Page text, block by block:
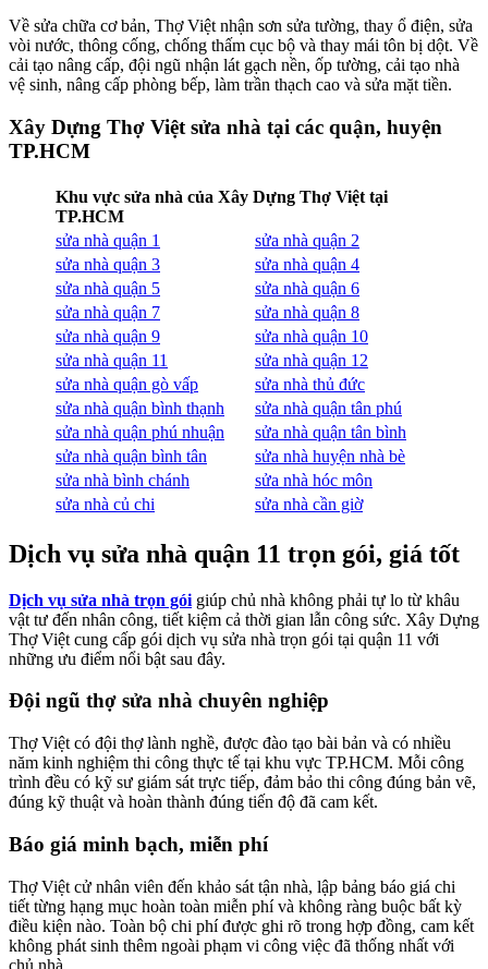
Về sửa chữa cơ bản, Thợ Việt nhận sơn sửa tường, thay ổ điện, sửa
vòi nước, thông cống, chống thấm cục bộ và thay mái tôn bị dột. Về
cải tạo nâng cấp, đội ngũ nhận lát gạch nền, ốp tường, cải tạo nhà
vệ sinh, nâng cấp phòng bếp, làm trần thạch cao và sửa mặt tiền.
Xây Dựng Thợ Việt sửa nhà tại các quận, huyện
TP.HCM
Khu vực sửa nhà của Xây Dựng Thợ Việt tại
TP.HCM
sửa nhà quận 1
sửa nhà quận 2
sửa nhà quận 3
sửa nhà quận 4
sửa nhà quận 5
sửa nhà quận 6
sửa nhà quận 7
sửa nhà quận 8
sửa nhà quận 9
sửa nhà quận 10
sửa nhà quận 11
sửa nhà quận 12
sửa nhà quận gò vấp
sửa nhà thủ đức
sửa nhà quận bình thạnh
sửa nhà quận tân phú
sửa nhà quận phú nhuận
sửa nhà quận tân bình
sửa nhà quận bình tân
sửa nhà huyện nhà bè
sửa nhà bình chánh
sửa nhà hóc môn
sửa nhà củ chi
sửa nhà cần giờ
Dịch vụ sửa nhà quận 11 trọn gói, giá tốt
Dịch vụ sửa nhà trọn gói giúp chủ nhà không phải tự lo từ khâu
vật tư đến nhân công, tiết kiệm cả thời gian lẫn công sức. Xây Dựng
Thợ Việt cung cấp gói dịch vụ sửa nhà trọn gói tại quận 11 với
những ưu điểm nổi bật sau đây.
Đội ngũ thợ sửa nhà chuyên nghiệp
Thợ Việt có đội thợ lành nghề, được đào tạo bài bản và có nhiều
năm kinh nghiệm thi công thực tế tại khu vực TP.HCM. Mỗi công
trình đều có kỹ sư giám sát trực tiếp, đảm bảo thi công đúng bản vẽ,
đúng kỹ thuật và hoàn thành đúng tiến độ đã cam kết.
Báo giá minh bạch, miễn phí
Thợ Việt cử nhân viên đến khảo sát tận nhà, lập bảng báo giá chi
tiết từng hạng mục hoàn toàn miễn phí và không ràng buộc bất kỳ
điều kiện nào. Toàn bộ chi phí được ghi rõ trong hợp đồng, cam kết
không phát sinh thêm ngoài phạm vi công việc đã thống nhất với
chủ nhà.